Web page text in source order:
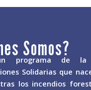
Somos?
programa de la
Solidarias que
los incendios